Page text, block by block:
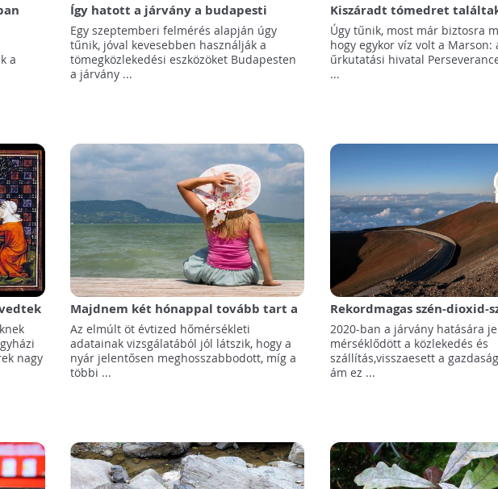
a
Így hatott a járvány a budapesti
közlekedésre
Egy szeptemberi felmérés alapján úgy
tűnik, jóval kevesebben használják a
tömegközlekedési eszközöket Budapesten
a járvány ...
Kiszáradt tómedret
Úgy tűnik, most már biztosra
hogy egykor víz volt a Marson:
űrkutatási hivatal
...
nagy
Majdnem két hónappal tovább tart a
nyár hazánkban
Az elmúlt öt évtized hőmérsékleti
adatainak vizsgálatából jól látszik, hogy a
nyár jelentősen meghosszabbodott, míg a
többi ...
Rekordmagas szén-dioxid-
mértek
2020-ban a járvány hatására
mérséklődött a közlekedés és
szállítás,visszaesett a
ám ez ...